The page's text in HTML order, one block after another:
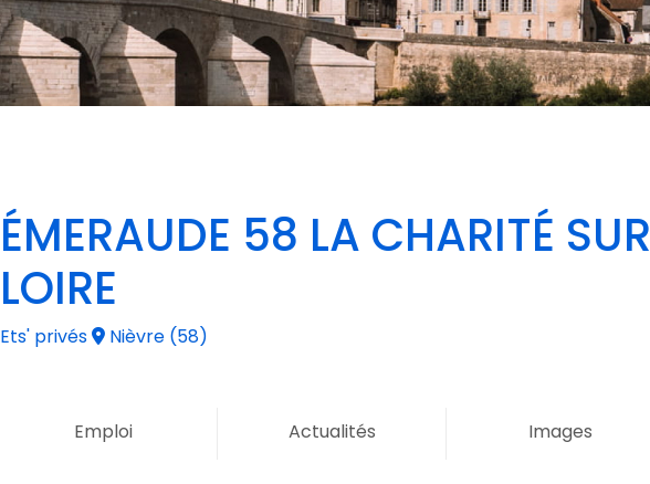
ÉMERAUDE 58 LA CHARITÉ SUR
LOIRE
Ets' privés Nièvre (58)
Emploi Actualités Images